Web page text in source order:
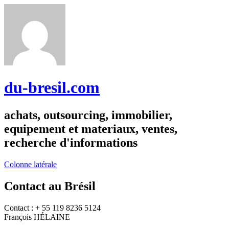
du-bresil.com
achats, outsourcing, immobilier,
equipement et materiaux, ventes,
recherche d'informations
Colonne latérale
Contact au Brésil
Contact : + 55 119 8236 5124
François HÉLAINE